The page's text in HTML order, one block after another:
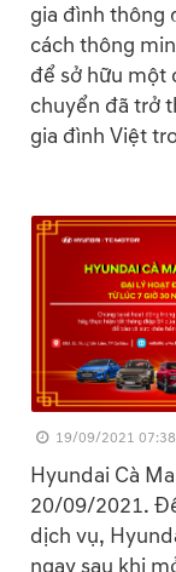
gia đình thông
cách thông
để sở hữu một
chuyển đã trở
gia đình Việt
19/09/2021
Hyundai Cà
20/09/2021.
dịch vụ,